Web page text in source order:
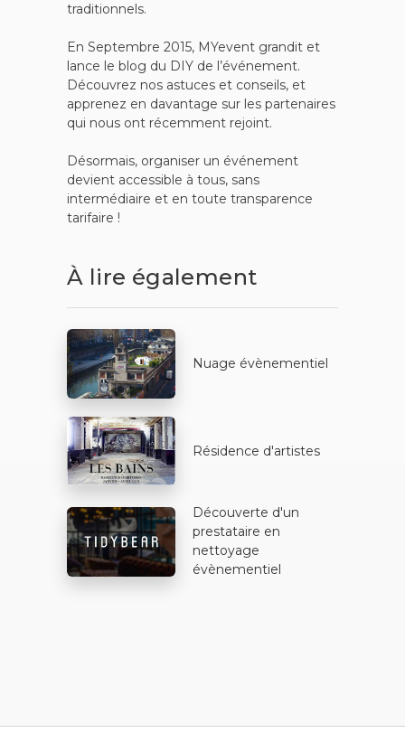
traditionnels.
En Septembre 2015, MYevent grandit et
lance le blog du DIY de l’événement.
Découvrez nos astuces et conseils, et
apprenez en davantage sur les partenaires
qui nous ont récemment rejoint.
Désormais, organiser un événement
devient accessible à tous, sans
intermédiaire et en toute transparence
tarifaire !
À lire également
Nuage évènementiel
Résidence d'artistes
Découverte d'un
prestataire en
nettoyage
évènementiel